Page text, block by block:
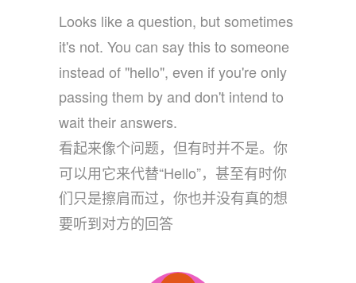
Looks like a question, but sometimes
it's not. You can say this to someone
instead of "hello", even if you're only
passing them by and don't intend to
wait their answers.
看起来像个问题，但有时并不是。你
可以用它来代替“Hello”，甚至有时你
们只是擦肩而过，你也并没有真的想
要听到对方的回答